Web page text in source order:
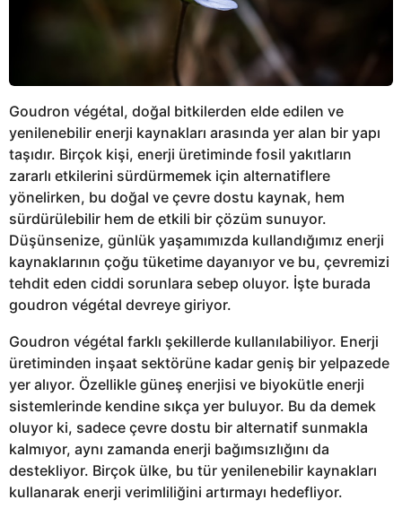
Goudron végétal, doğal bitkilerden elde edilen ve
yenilenebilir enerji kaynakları arasında yer alan bir yapı
taşıdır. Birçok kişi, enerji üretiminde fosil yakıtların
zararlı etkilerini sürdürmemek için alternatiflere
yönelirken, bu doğal ve çevre dostu kaynak, hem
sürdürülebilir hem de etkili bir çözüm sunuyor.
Düşünsenize, günlük yaşamımızda kullandığımız enerji
kaynaklarının çoğu tüketime dayanıyor ve bu, çevremizi
tehdit eden ciddi sorunlara sebep oluyor. İşte burada
goudron végétal devreye giriyor.
Goudron végétal farklı şekillerde kullanılabiliyor. Enerji
üretiminden inşaat sektörüne kadar geniş bir yelpazede
yer alıyor. Özellikle güneş enerjisi ve biyokütle enerji
sistemlerinde kendine sıkça yer buluyor. Bu da demek
oluyor ki, sadece çevre dostu bir alternatif sunmakla
kalmıyor, aynı zamanda enerji bağımsızlığını da
destekliyor. Birçok ülke, bu tür yenilenebilir kaynakları
kullanarak enerji verimliliğini artırmayı hedefliyor.